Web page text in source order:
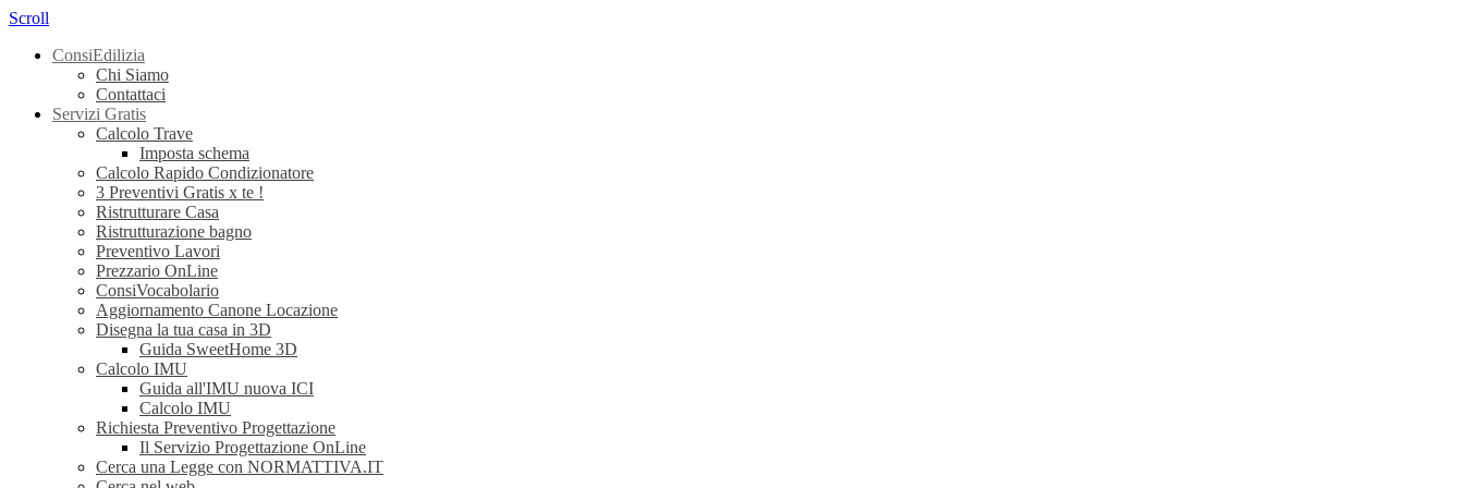
Scroll
ConsiEdilizia
Chi Siamo
Contattaci
Servizi Gratis
Calcolo Trave
Imposta schema
Calcolo Rapido Condizionatore
3 Preventivi Gratis x te !
Ristrutturare Casa
Ristrutturazione bagno
Preventivo Lavori
Prezzario OnLine
ConsiVocabolario
Aggiornamento Canone Locazione
Disegna la tua casa in 3D
Guida SweetHome 3D
Calcolo IMU
Guida all'IMU nuova ICI
Calcolo IMU
Richiesta Preventivo Progettazione
Il Servizio Progettazione OnLine
Cerca una Legge con NORMATTIVA.IT